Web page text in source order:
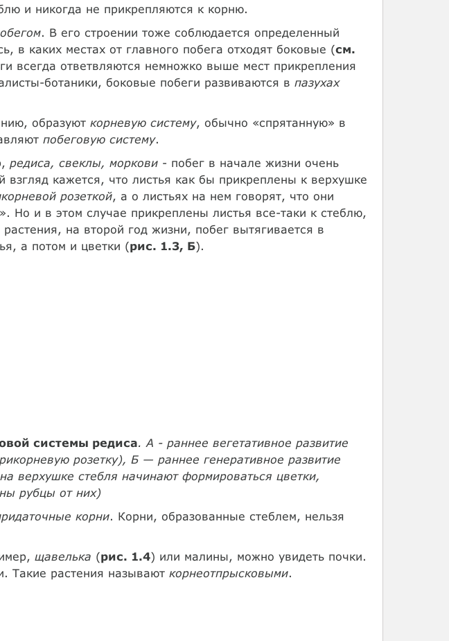
и никогда не прикрепляются к корню.
. В его строении тоже соблюдается определенный
в каких местах от главного побега отходят боковые (см.
всегда ответвляются немножко выше мест прикрепления
ботаники, боковые побеги развиваются в пазухах
образуют корневую систему, обычно «спрятанную» в
побеговую систему.
редиса, свеклы, моркови- побег в начале жизни очень
взгляд кажется, что листья как бы прикреплены к верхушке
розеткой, а о листьях на нем говорят, что они
Но и в этом случае прикреплены листья все-таки к стеблю,
на второй год жизни, побег вытягивается в
а потом и цветки (рис. 1.3, Б).
системы редиса. А - раннее вегетативное развитие
розетку), Б — раннее генеративное развитие
верхушке стебля начинают формироваться цветки,
рубцы от них)
корни. Корни, образованные стеблем, нельзя
щавелька (рис. 1.4) или малины, можно увидеть почки.
Такие растения называют корнеотпрысковыми.